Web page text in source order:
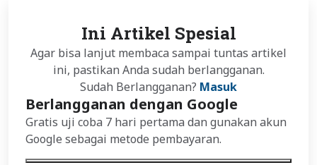
Ini Artikel Spesial
Agar bisa lanjut membaca sampai tuntas artikel
ini, pastikan Anda sudah berlangganan.
Sudah Berlangganan? Masuk
Berlangganan dengan Google
Gratis uji coba 7 hari pertama dan gunakan akun
Google sebagai metode pembayaran.